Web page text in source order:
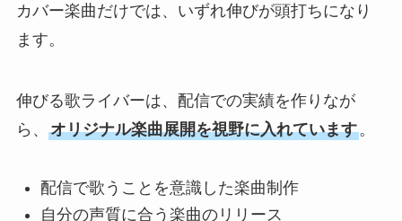
カバー楽曲だけでは、いずれ伸びが頭打ちになり
ます。
伸びる歌ライバーは、配信での実績を作りなが
ら、 オリジナル楽曲展開を視野に入れています。
配信で歌うことを意識した楽曲制作
自分の声質に合う楽曲のリリース